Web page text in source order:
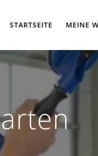
STARTSEITE MEINE